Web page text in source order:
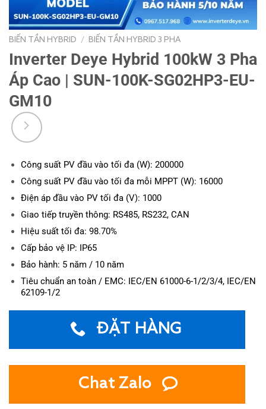
BIẾN TẦN HYBRID / BIẾN TẦN HYBRID 3 PHA
Inverter Deye Hybrid 100kW 3 Pha
Áp Cao | SUN-100K-SG02HP3-EU-
GM10
Công suất PV đầu vào tối đa (W): 200000
Công suất PV đầu vào tối đa mỗi MPPT (W): 16000
Điện áp đầu vào PV tối đa (V): 1000
Giao tiếp truyền thông: RS485, RS232, CAN
Hiệu suất tối đa: 98.70%
Cấp bảo vệ IP: IP65
Bảo hành: 5 năm / 10 năm
Tiêu chuẩn an toàn / EMC: IEC/EN 61000-6-1/2/3/4, IEC/EN
62109-1/2
ĐẶT HÀNG
Chat Zalo